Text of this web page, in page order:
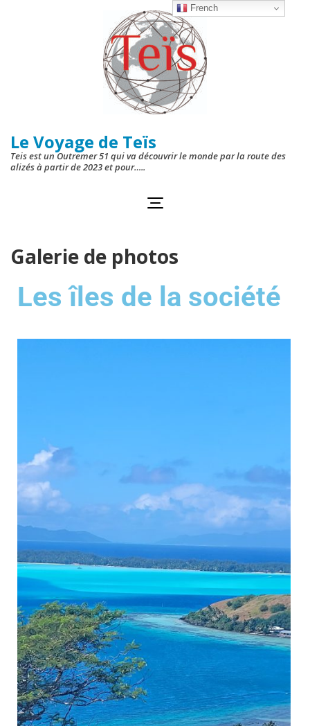
Le Voyage de Teïs
Teis est un Outremer 51 qui va découvrir le monde par la route des
alizés à partir de 2023 et pour…..
Galerie de photos
Les îles de la société
French